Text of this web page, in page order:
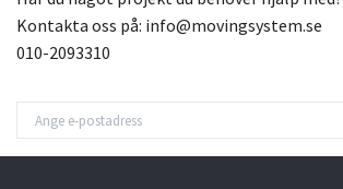
Kontakta oss på: info@movingsystem.se
010-2093310